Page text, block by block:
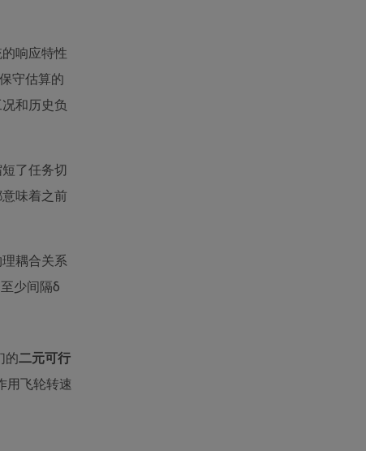
响应特性
守估算的
和历史负
了任务切
味着之前
耦合关系
少间隔δ
的二元可行
用飞轮转速